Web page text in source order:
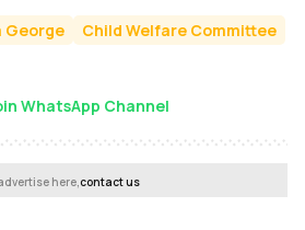
George
Child Welfare Committee
WhatsApp Channel
here,contact us